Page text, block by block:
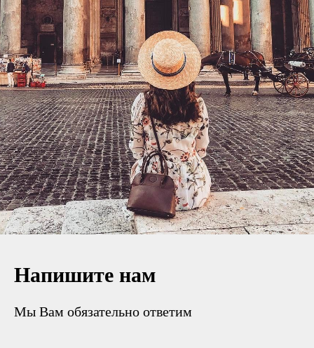
Напишите нам
Мы Вам обязательно ответим